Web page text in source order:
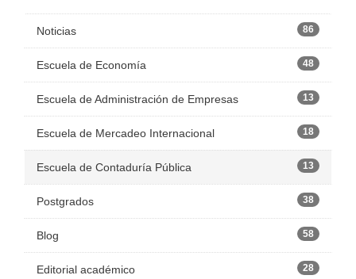
Noticias 86
Escuela de Economía 48
Escuela de Administración de Empresas 13
Escuela de Mercadeo Internacional 18
Escuela de Contaduría Pública 13
Postgrados 38
Blog 58
Editorial académico 28